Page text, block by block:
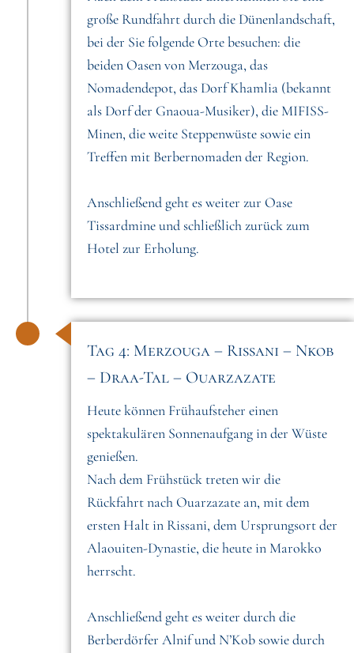
große Rundfahrt durch die Dünenlandschaft,
bei der Sie folgende Orte besuchen: die
beiden Oasen von Merzouga, das
Nomadendepot, das Dorf Khamlia (bekannt
als Dorf der Gnaoua-Musiker), die MIFISS-
Minen, die weite Steppenwüste sowie ein
Treffen mit Berbernomaden der Region.
Anschließend geht es weiter zur Oase
Tissardmine und schließlich zurück zum
Hotel zur Erholung.
Tag 4: Merzouga – Rissani – Nkob
– Draa-Tal – Ouarzazate
Heute können Frühaufsteher einen
spektakulären Sonnenaufgang in der Wüste
genießen.
Nach dem Frühstück treten wir die
Rückfahrt nach Ouarzazate an, mit dem
ersten Halt in Rissani, dem Ursprungsort der
Alaouiten-Dynastie, die heute in Marokko
herrscht.
Anschließend geht es weiter durch die
Berberdörfer Alnif und N’Kob sowie durch